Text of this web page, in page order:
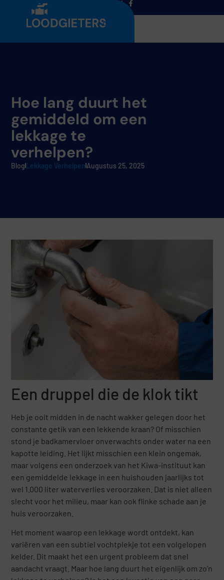
Menu
Hoe lang duurt het
gemiddeld om een
lekkage te
verhelpen?
BlogLekkage VerhelpenAugustus 25, 2025
Een druppel die de klok tikt
Heb je ooit midden in de nacht wakker gelegen door het
constante getik van een lekkende kraan? Of misschien
stond je badkamervloer onverwachts onder water na een
kapotte leiding. Het lijkt misschien een klein ongemak,
maar volgens een onderzoek van het Kiwa-instituut kan
een gemiddelde lekkage in een huishouden jaarlijks tot
wel 1.000 liter waterverlies veroorzaken. Dat is niet alleen
slecht voor het milieu, maar kan ook flinke schade aan je
huis veroorzaken.
Het moment waarop een lekkage wordt ontdekt, kan
variëren van een subtiel vochtplekje tot een volgelopen
kelder. Dit maakt het een urgent probleem dat snel
aandacht vraagt. Maar hoe lang duurt het eigenlijk om zo’n